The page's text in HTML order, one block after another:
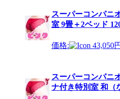
スーパーコンパニ
室 9畳＋2ベッド
価格: 43,050
スーパーコンパニ
ナ付き特別室 和（